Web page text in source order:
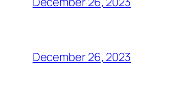
December 26, 2023